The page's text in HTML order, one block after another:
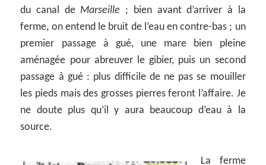
du canal de Marseille ; bien avant d’arriver à la
ferme, on entend le bruit de l’eau en contre-bas ; un
premier passage à gué, une mare bien pleine
aménagée pour abreuver le gibier, puis un second
passage à gué : plus difficile de ne pas se mouiller
les pieds mais des grosses pierres feront l’affaire. Je
ne doute plus qu’il y aura beaucoup d’eau à la
source.
La ferme